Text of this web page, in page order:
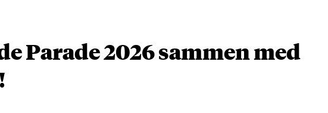
Parade 2026 sammen med